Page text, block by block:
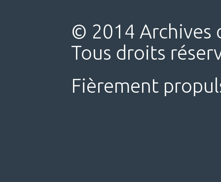
© 2014 Archives
Tous droits
Fièrement